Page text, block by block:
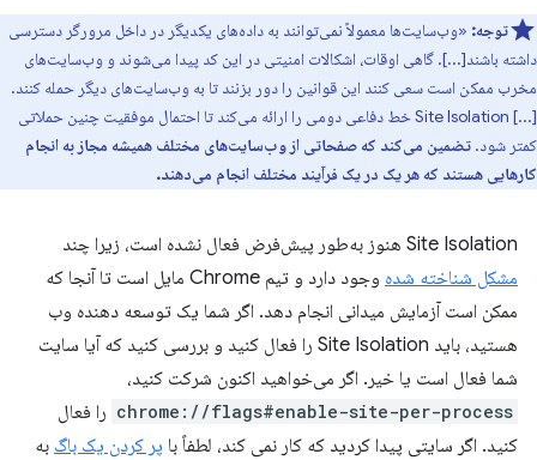
توجه: «وب‌سایت‌ها معمولاً نمی‌توانند به داده‌های یکدیگر در داخل مرورگر دسترسی
داشته باشند[...]. گاهی اوقات، اشکالات امنیتی در این کد پیدا می‌شوند و وب‌سایت‌های
مخرب ممکن است سعی کنند این قوانین را دور بزنند تا به وب‌سایت‌های دیگر حمله کنند.
[...] Site Isolation خط دفاعی دومی را ارائه می‌کند تا احتمال موفقیت چنین حملاتی
کمتر شود. تضمین می‌کند که صفحاتی از وب‌سایت‌های مختلف همیشه مجاز به انجام
کارهایی هستند که هر یک در یک فرآیند مختلف انجام می‌دهند.
Site Isolation هنوز به‌طور پیش‌فرض فعال نشده است، زیرا چند
مشکل شناخته شده
وجود دارد و تیم Chrome مایل است تا آنجا که
ممکن است آزمایش میدانی انجام دهد. اگر شما یک توسعه دهنده وب
هستید، باید Site Isolation را فعال کنید و بررسی کنید که آیا سایت
شما فعال است یا خیر. اگر می‌خواهید اکنون شرکت کنید،
chrome://flags#enable-site-per-process را فعال
کنید. اگر سایتی پیدا کردید که کار نمی کند، لطفاً با پر کردن یک باگ به